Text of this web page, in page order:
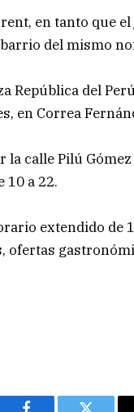
en tanto que
del mismo
del
en Correa
calle Pilú
10 a 22.
extendido de